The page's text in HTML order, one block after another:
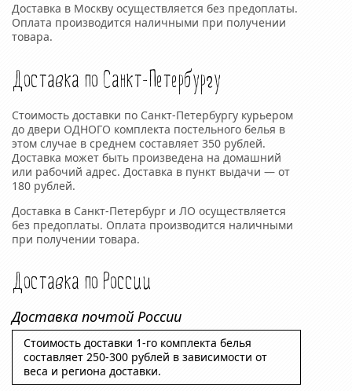
Доставка в Москву осуществляется без предоплаты.
Оплата производится наличными при получении
товара.
Доставка по Санкт-Петербургу
Стоимость доставки по Санкт-Петербургу курьером
до двери ОДНОГО комплекта постельного белья в
этом случае в среднем составляет 350 рублей.
Доставка может быть произведена на домашний
или рабочий адрес. Доставка в пункт выдачи — от
180 рублей.
Доставка в Санкт-Петербург и ЛО осуществляется
без предоплаты. Оплата производится наличными
при получении товара.
Доставка по России
Доставка почтой России
Стоимость доставки 1-го комплекта белья
составляет 250-300 рублей в зависимости от
веса и региона доставки.